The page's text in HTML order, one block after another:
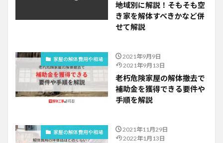
地域別に解説！そもそも空
き家を解体すべきかなど併
せて解説
家屋の解体費用や相場
2021年9月9日
2021年9月13日
老朽危険家屋の解体撤去で
補助金を獲得できる要件や
手順を解説
家屋の解体費用や相場
2021年11月29日
2022年1月13日